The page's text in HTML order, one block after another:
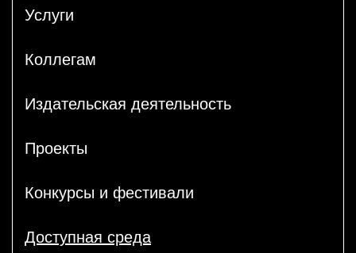
Услуги
Коллегам
Издательская деятельность
Проекты
Конкурсы и фестивали
Доступная среда